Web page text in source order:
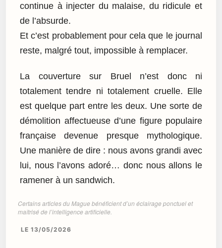
continue à injecter du malaise, du ridicule et
de l’absurde.
Et c’est probablement pour cela que le journal
reste, malgré tout, impossible à remplacer.
La couverture sur Bruel n’est donc ni
totalement tendre ni totalement cruelle. Elle
est quelque part entre les deux. Une sorte de
démolition affectueuse d’une figure populaire
française devenue presque mythologique.
Une manière de dire : nous avons grandi avec
lui, nous l’avons adoré… donc nous allons le
ramener à un sandwich.
Certains articles du Mague bénéficient d’un éclairage ponctuel et
maîtrisé de l’intelligence artificielle.
LE 13/05/2026